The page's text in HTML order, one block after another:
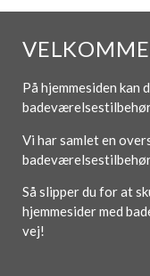
På hjemmesiden kan
Vi har samlet en
Så slipper du for at
hjemmesider med
vej!